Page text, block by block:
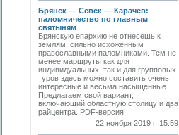
Брянск — Севск — Карачев:
паломничество по главным
святыням
Брянскую епархию не отнесешь к
землям, сильно исхоженным
православными паломниками. Тем не
менее маршруты как для
индивидуальных, так и для групповых
туров здесь можно составить очень
интересные и весьма насыщенные.
Предлагаем свой вариант,
включающий областную столицу и два
райцентра. PDF-версия
22 ноября 2019 г. 15:59